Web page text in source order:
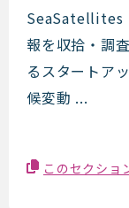
SeaSats
SeaSatellites
報を収拾・調
るスタートア
候変動 ...
このセクショ